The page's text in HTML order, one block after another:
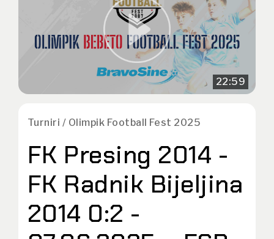
22:59
Turniri / Olimpik Football Fest 2025
FK Presing 2014 -
FK Radnik Bijeljina
2014 0:2 -